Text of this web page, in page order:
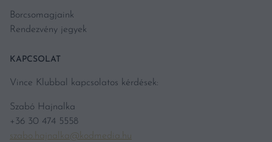
Borcsomagjaink
Rendezvény jegyek
KAPCSOLAT
Vince Klubbal kapcsolatos kérdések:
Szabó Hajnalka
+36 30 474 5558
szabo.hajnalka@kodmedia.hu